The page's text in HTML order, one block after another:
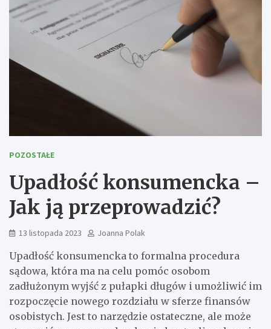
POZOSTAŁE
Upadłość konsumencka –
Jak ją przeprowadzić?
13 listopada 2023 Joanna Polak
Upadłość konsumencka to formalna procedura
sądowa, która ma na celu pomóc osobom
zadłużonym wyjść z pułapki długów i umożliwić im
rozpoczęcie nowego rozdziału w sferze finansów
osobistych. Jest to narzędzie ostateczne, ale może